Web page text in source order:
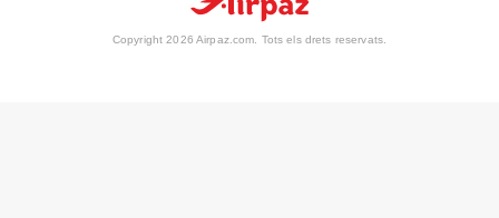
Copyright 2026 Airpaz.com. Tots els drets reservats.